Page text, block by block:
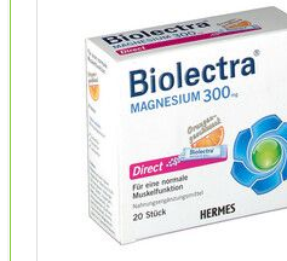
>Крем для обличчя Biovene
(Біовен) проти зморщок